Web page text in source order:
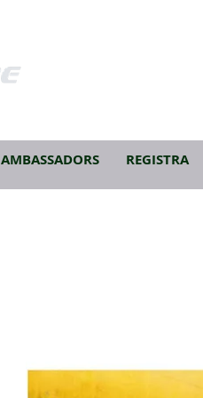
AMBASSADORS REGISTRA